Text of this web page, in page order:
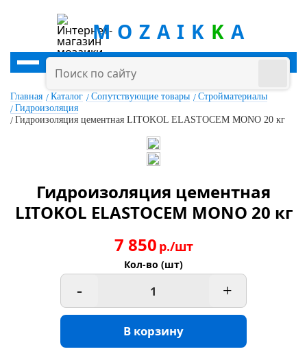
MOZAIK K A
Главная Каталог Сопутствующие товары
Стройматериалы
Гидроизоляция
Гидроизоляция цементная LITOKOL ELASTOCEM MONO 20 кг
Гидроизоляция цементная
LITOKOL ELASTOCEM MONO 20 кг
7 850 р./шт
Кол-во (шт)
- +
В корзину